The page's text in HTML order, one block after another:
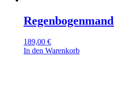
189,00 €
In den Warenkorb